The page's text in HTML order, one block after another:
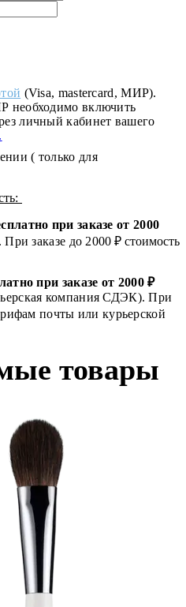
(Visa, mastercard, МИР).
необходимо включить
личный кабинет вашего
( только для
при заказе от 2000
заказе до 2000 ₽ стоимость
при заказе от 2000 ₽
компания СДЭК). При
почты или курьерской
товары